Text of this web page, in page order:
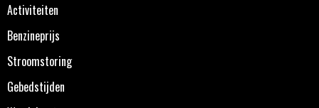
Activiteiten
Benzineprijs
Stroomstoring
Gebedstijden